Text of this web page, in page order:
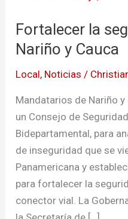
Fortalecer la
Nariño y Cauca
Local, Noticias /
Mandatarios de Nariño
un Consejo de
Bidepartamental, para
de inseguridad que se
Panamericana y
para fortalecer la
conector vial. La
seguridad
entre
y
Cauca